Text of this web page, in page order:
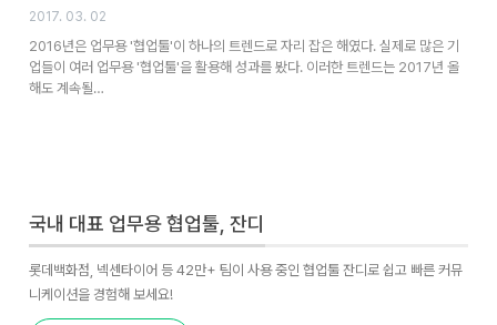
2017. 03. 02
2016년은 업무용 '협업툴'이 하나의 트렌드로 자리 잡은 해였다. 실제로 많은 기
업들이 여러 업무용 '협업툴'을 활용해 성과를 봤다. 이러한 트렌드는 2017년 올
해도 계속될…
국내 대표 업무용 협업툴, 잔디
롯데백화점, 넥센타이어 등 42만+ 팀이 사용 중인 협업툴 잔디로 쉽고 빠른 커뮤
니케이션을 경험해 보세요!